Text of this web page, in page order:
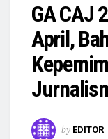
GA CAJ
April,
by EDITOR